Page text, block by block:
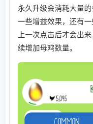
永久升级会消耗大量
一些增益效果，还有
上一次点击后才会出
续增加母鸡数量。